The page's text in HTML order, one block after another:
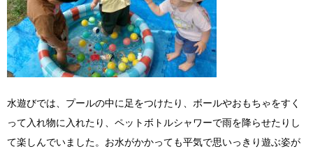
水遊びでは、プールの中に足をつけたり、ボールやおもちゃをすく
って入れ物に入れたり、ペットボトルシャワーで雨を降らせたりし
て楽しんでいました。お水がかかっても平気で思いっきり遊ぶ姿が